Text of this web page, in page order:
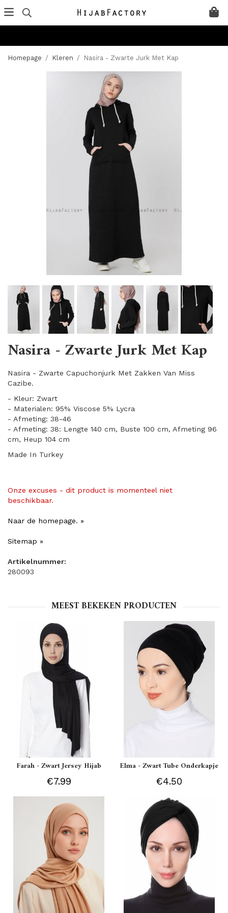
Homepage / Kleren / Nasira - Zwarte Jurk Met Kap
Nasira - Zwarte Jurk Met Kap
Nasira - Zwarte Capuchonjurk Met Zakken Van Miss
Cazibe.
- Kleur: Zwart
- Materialen: 95% Viscose 5% Lycra
- Afmeting: 38-46
- Afmeting: 38: Lengte 140 cm, Buste 100 cm, Afmeting 96
cm, Heup 104 cm
Made In Turkey
Onze excuses - dit product is momenteel niet
beschikbaar.
Naar de homepage. »
Sitemap »
Artikelnummer:
280093
MEEST BEKEKEN PRODUCTEN
Farah - Zwart Jersey Hijab
€7.99
Elma - Zwart Tube Onderkapje
€4.50